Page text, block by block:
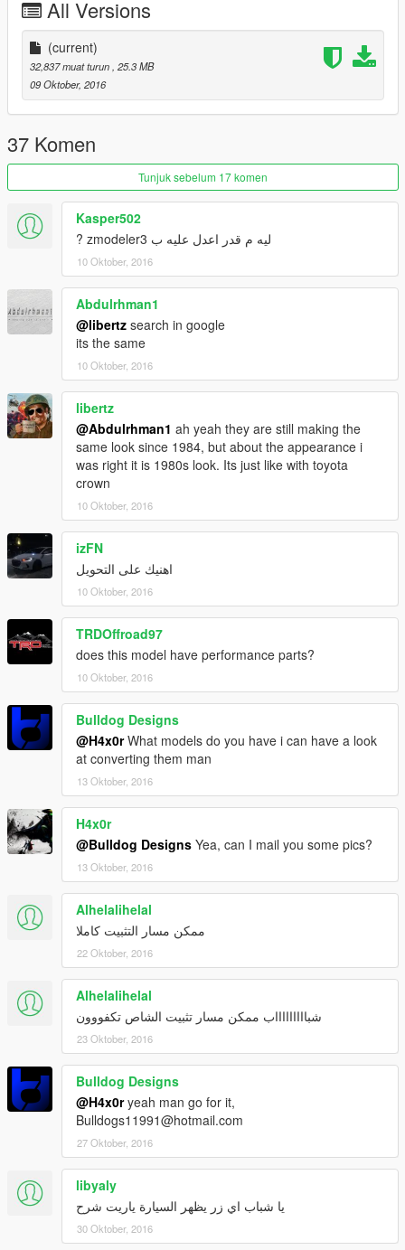
All Versions
(current)
32,837 muat turun , 25.3 MB
09 Oktober, 2016
37 Komen
Tunjuk sebelum 17 komen
Kasper502
? zmodeler3 ليه م قدر اعدل عليه ب
10 Oktober, 2016
Abdulrhman1
@libertz search in google
its the same
10 Oktober, 2016
libertz
@Abdulrhman1 ah yeah they are still making the
same look since 1984, but about the appearance i
was right it is 1980s look. Its just like with toyota
crown
10 Oktober, 2016
izFN
اهنيك على التحويل
10 Oktober, 2016
TRDOffroad97
does this model have performance parts?
10 Oktober, 2016
Bulldog Designs
@H4x0rWhat models do you have i can have a look
at converting them man
13 Oktober, 2016
H4x0r
@Bulldog Designs Yea, can I mail you some pics?
13 Oktober, 2016
Alhelalihelal
ممكن مسار التثبيت كاملا
22 Oktober, 2016
Alhelalihelal
شباااااااااب ممكن مسار تثبيت الشاص تكفووون
23 Oktober, 2016
Bulldog Designs
@H4x0ryeah man go for it,
Bulldogs11991@hotmail.com
27 Oktober, 2016
libyaly
يا شباب اي زر يظهر السيارة ياريت شرح
30 Oktober, 2016